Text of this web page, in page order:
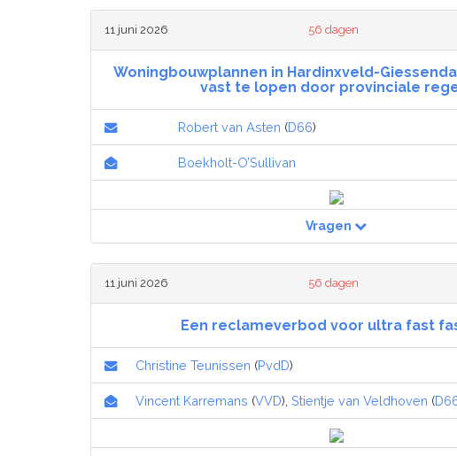
11 juni 2026 56 dagen
Woningbouwplannen in Hardinxveld-
vast te lopen door provinciale
Robert van Asten (D66)
Boekholt-O’Sullivan
Vragen
11 juni 2026 56 dagen
Een reclameverbod voor ultra fast
Christine Teunissen (PvdD)
Vincent Karremans (VVD), Stientje van Veldhoven (